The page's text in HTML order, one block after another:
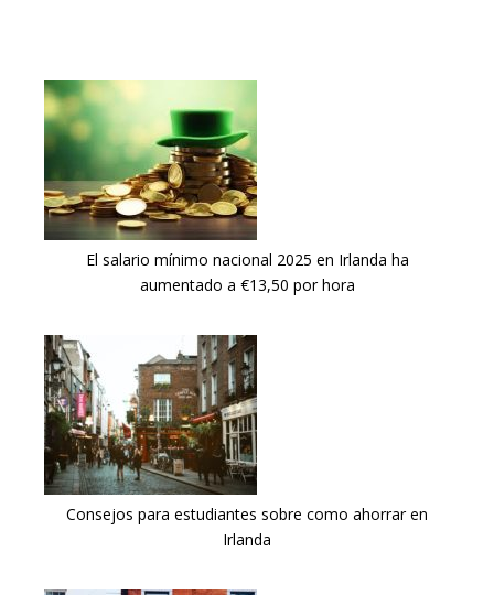
El salario mínimo nacional 2025 en Irlanda ha
aumentado a €13,50 por hora
Consejos para estudiantes sobre como ahorrar en
Irlanda